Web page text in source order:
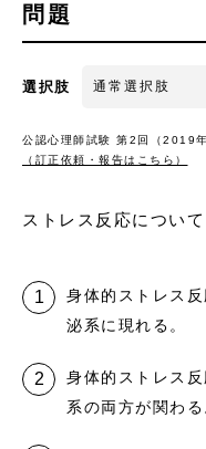
問題
選択肢
公認心理師試験 第2回（2019
（訂正依頼・報告はこちら）
ストレス反応につい
身体的ストレス
泌系に現れる。
身体的ストレス
系の両方が関わる